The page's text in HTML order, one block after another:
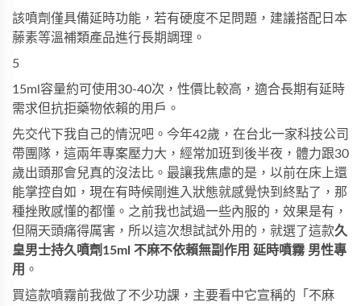
該噴劑僅具備延時功能，若有硬度不足問題，建議搭配日本
藤素等溫補類產品進行長期調理。
5
15ml容量約可使用30-40次，性價比較高，適合長期有延時
需求但抗拒藥物依賴的用戶。
先交代下我自己的情況吧。今年42歲，在台北一家科技公司
帶團隊，這兩年專案壓力大，經常加班到後半夜，體力跟30
歲出頭那會兒真的沒法比。最讓我焦慮的是，以前在床上還
能掌控自如，現在有時候剛進入狀態就感覺快到終點了，那
種挫敗感懂的都懂。之前我也試過一些內服的，效果是有，
但隔天頭痛得厲害，所以這次想試試外用的，就選了這款久
皇男士持久噴劑15ml 不麻不依賴無副作用 延時噴霧 男性專
用 。
買這款噴霧前我做了不少功課，主要看中它宣稱的「不麻